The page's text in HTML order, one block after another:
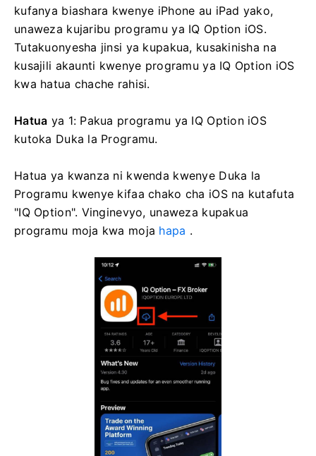
kufanya biashara kwenye iPhone au iPad yako,
unaweza kujaribu programu ya IQ Option iOS.
Tutakuonyesha jinsi ya kupakua, kusakinisha na
kusajili akaunti kwenye programu ya IQ Option iOS
kwa hatua chache rahisi.
Hatua ya 1: Pakua programu ya IQ Option iOS
kutoka Duka la Programu.
Hatua ya kwanza ni kwenda kwenye Duka la
Programu kwenye kifaa chako cha iOS na kutafuta
"IQ Option". Vinginevyo, unaweza kupakua
programu moja kwa moja hapa .